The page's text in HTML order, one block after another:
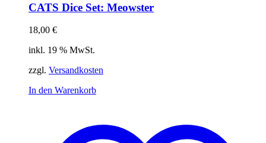
CATS Dice Set: Meowster
18,00 €
inkl. 19 % MwSt.
zzgl. Versandkosten
In den Warenkorb